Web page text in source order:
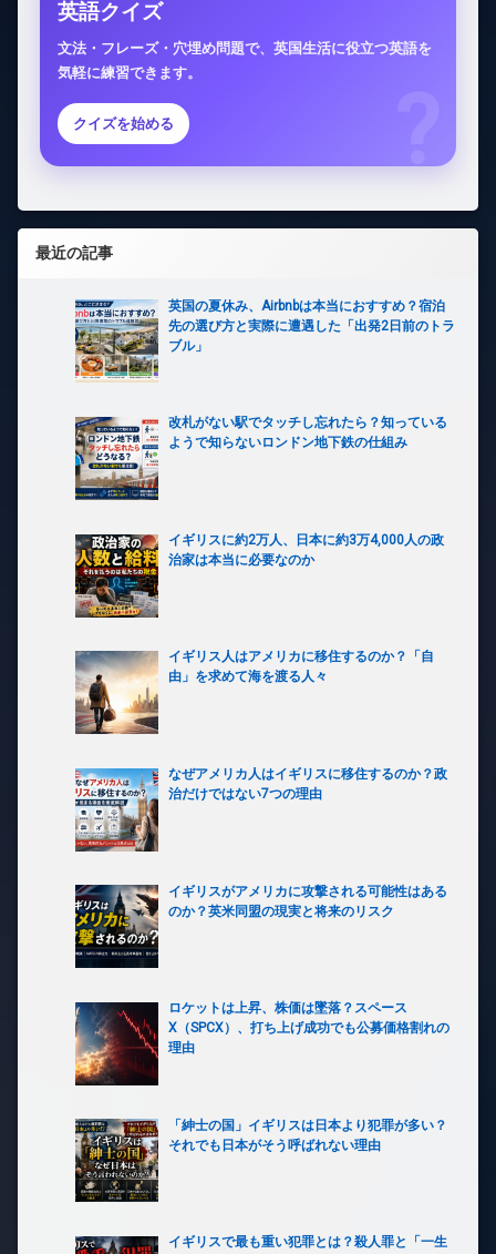
英語クイズ
文法・フレーズ・穴埋め問題で、英国生活に役立つ英語を
気軽に練習できます。
クイズを始める
最近の記事
英国の夏休み、Airbnbは本当におすすめ？宿泊
先の選び方と実際に遭遇した「出発2日前のトラ
ブル」
改札がない駅でタッチし忘れたら？知っている
ようで知らないロンドン地下鉄の仕組み
イギリスに約2万人、日本に約3万4,000人の政
治家は本当に必要なのか
イギリス人はアメリカに移住するのか？「自
由」を求めて海を渡る人々
なぜアメリカ人はイギリスに移住するのか？政
治だけではない7つの理由
イギリスがアメリカに攻撃される可能性はある
のか？英米同盟の現実と将来のリスク
ロケットは上昇、株価は墜落？スペース
X（SPCX）、打ち上げ成功でも公募価格割れの
理由
「紳士の国」イギリスは日本より犯罪が多い？
それでも日本がそう呼ばれない理由
イギリスで最も重い犯罪とは？殺人罪と「一生